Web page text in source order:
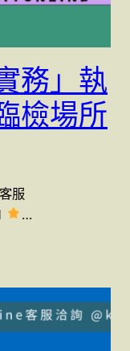
務」執
檢場所
服
…